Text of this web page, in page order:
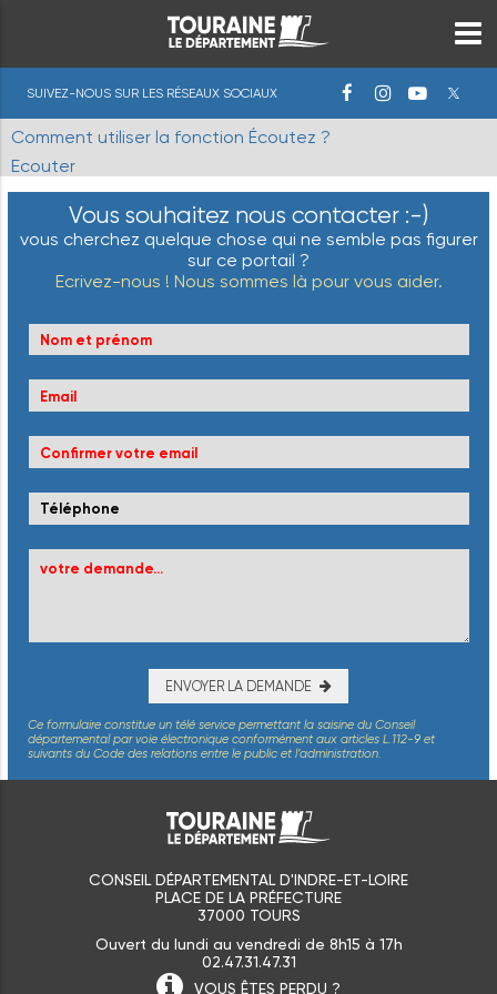
SUIVEZ-NOUS SUR LES RÉSEAUX SOCIAUX
Comment utiliser la fonction Écoutez ?
Ecouter
Vous souhaitez nous contacter :-)
vous cherchez quelque chose qui ne semble pas figurer
sur ce portail ?
Ecrivez-nous ! Nous sommes là pour vous aider.
ENVOYER LA DEMANDE
Ce formulaire constitue un télé service permettant la saisine du Conseil
départemental par voie électronique conformément aux articles L.112-9 et
suivants du Code des relations entre le public et l’administration.
CONSEIL DÉPARTEMENTAL D'INDRE-ET-LOIRE
PLACE DE LA PRÉFECTURE
37000 TOURS
Ouvert du lundi au vendredi de 8h15 à 17h
02.47.31.47.31
VOUS ÊTES PERDU ?